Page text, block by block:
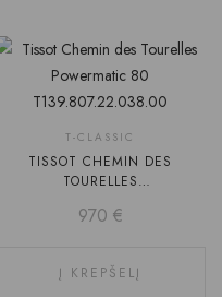
T-CLASSIC
TISSOT CHEMIN DES
TOURELLES
970 €
Į KREPŠELĮ